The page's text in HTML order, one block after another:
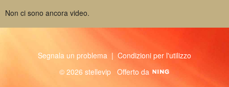
Non ci sono ancora video.
Segnala un problema | Condizioni per l'utilizzo
© 2026 stellevip Offerto da